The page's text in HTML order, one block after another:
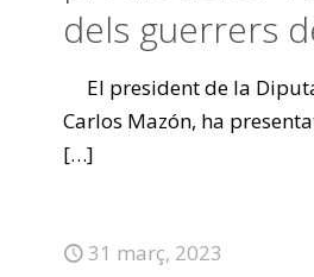
dels guerrers
El president de la
Carlos Mazón, ha
[…]
31 març, 2023